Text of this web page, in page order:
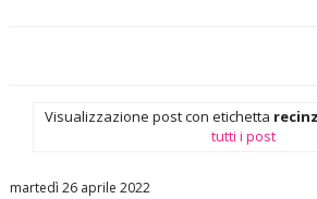
Visualizzazione post con etichetta
tutti i post
martedì 26 aprile 2022